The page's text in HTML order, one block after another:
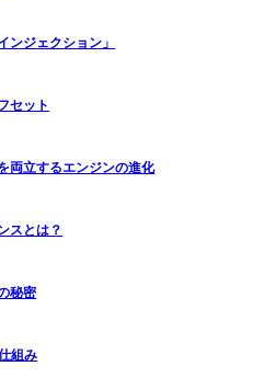
ンジェクション」
セット
両立するエンジンの進化
スとは？
秘密
組み